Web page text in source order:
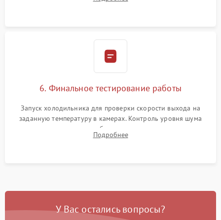
электронным весам. Контроль рабочего давления в системе.
6. Финальное тестирование работы
Запуск холодильника для проверки скорости выхода на
заданную температуру в камерах. Контроль уровня шума
компрессора, отсутствия обмерзания стенок и корректного
срабатывания системы автоматической оттайки.
Подробнее
У Вас остались вопросы?